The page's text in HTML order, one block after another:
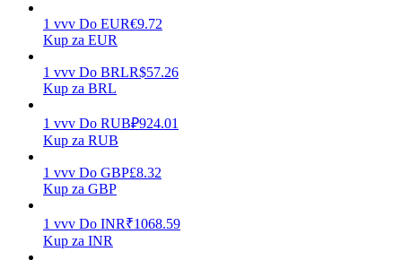
Strategie handlowe
Dowiedz się, jak zachować rentowność
1 vvv Do EUR€9.72
Kup za EUR
1 vvv Do BRLR$57.26
Kup za BRL
1 vvv Do RUB₽924.01
Kup za RUB
1 vvv Do GBP£8.32
Kup za GBP
1 vvv Do INR₹1068.59
Kup za INR